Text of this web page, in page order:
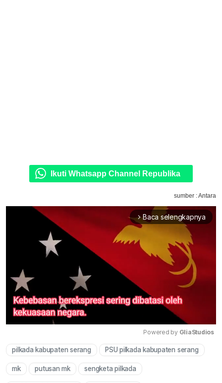
Ikuti Whatsapp Channel Republika
sumber : Antara
arrow_forward_ios Baca selengkapnya
Mute
Powered by GliaStudios
pilkada kabupaten serang PSU pilkada kabupaten serang
mk putusan mk sengketa pilkada